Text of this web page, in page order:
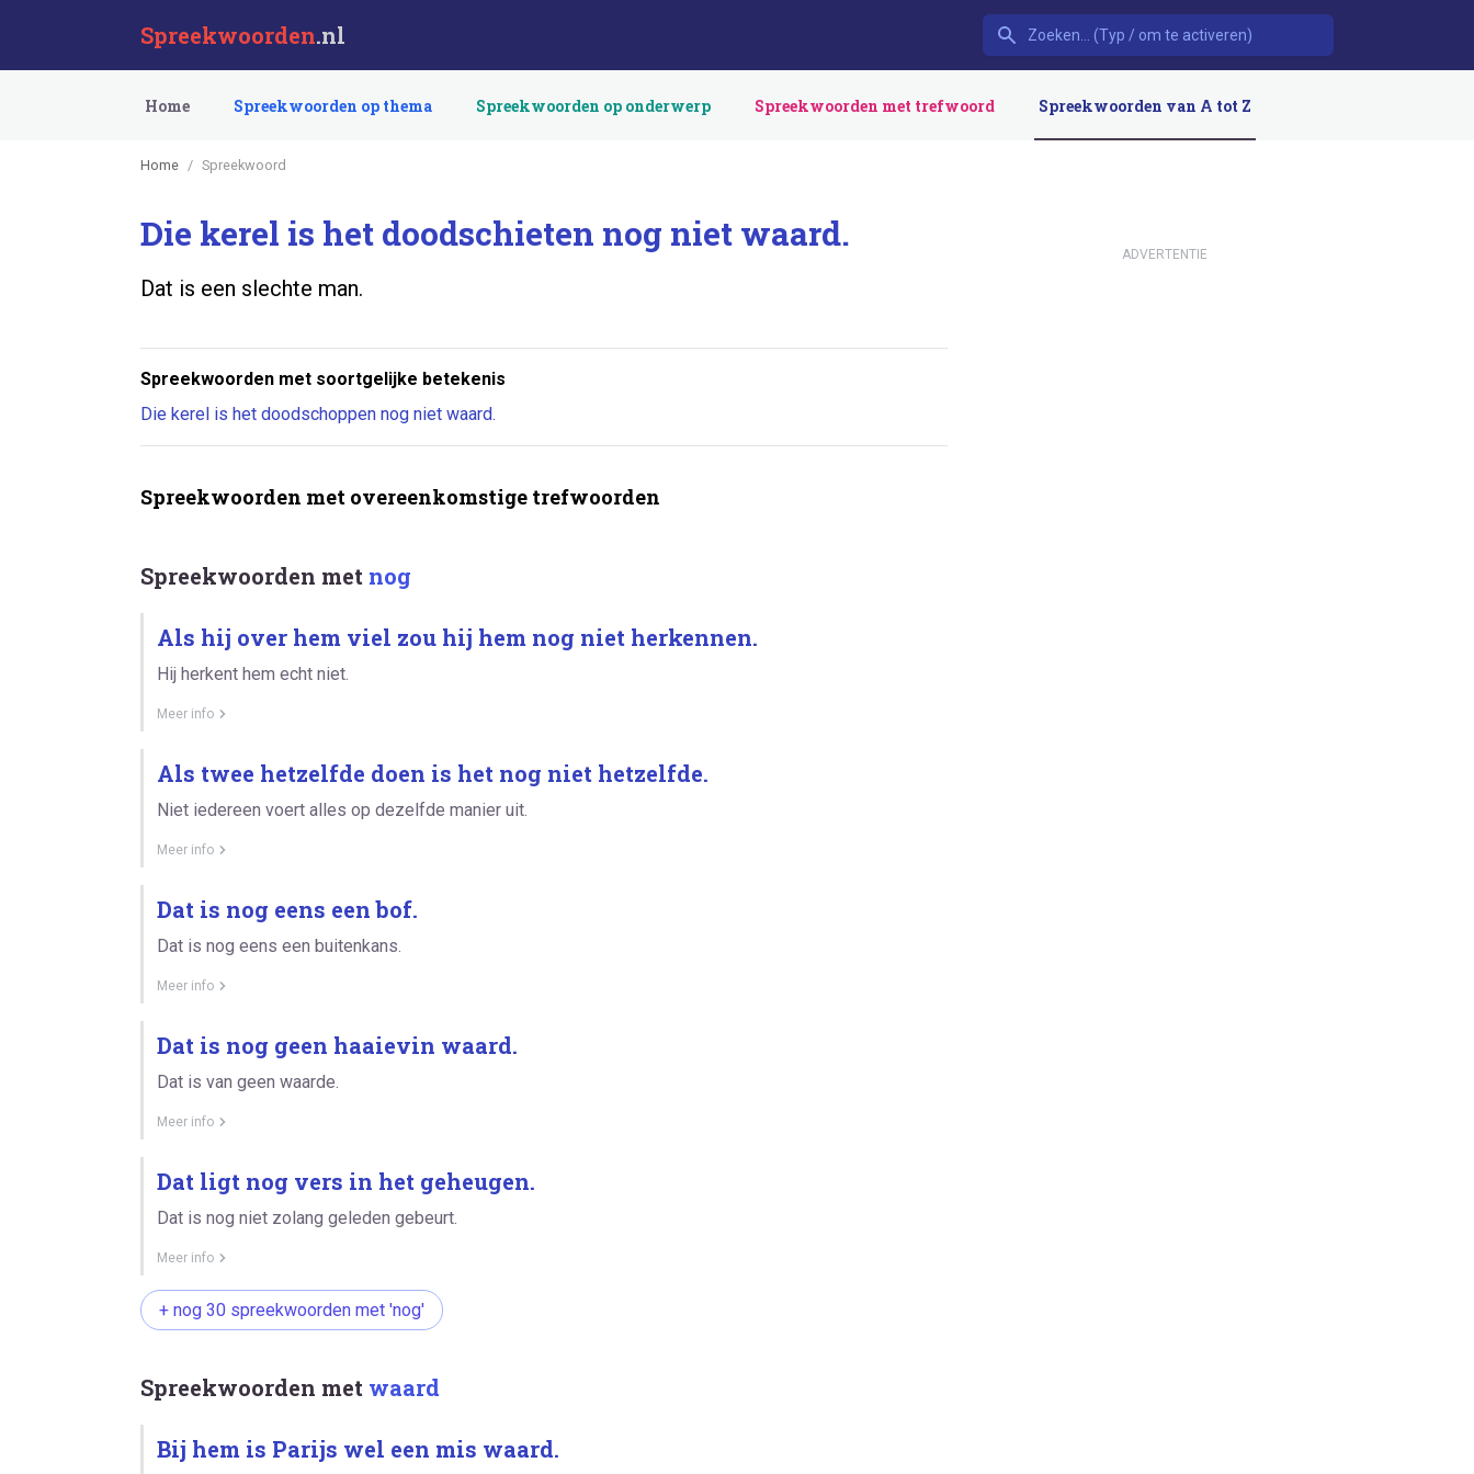
Spreekwoorden.nl
Home Spreekwoorden op thema Spreekwoorden op onderwerp Spreekwoorden met trefwoord Spreekwoorden van A tot Z
Home Spreekwoord
Die kerel is het doodschieten nog niet waard.
Dat is een slechte man.
Spreekwoorden met soortgelijke betekenis
Die kerel is het doodschoppen nog niet waard.
Spreekwoorden met overeenkomstige trefwoorden
Spreekwoorden met nog
Als hij over hem viel zou hij hem nog niet herkennen.
Hij herkent hem echt niet.
Meer info
Als twee hetzelfde doen is het nog niet hetzelfde.
Niet iedereen voert alles op dezelfde manier uit.
Meer info
Dat is nog eens een bof.
Dat is nog eens een buitenkans.
Meer info
Dat is nog geen haaievin waard.
Dat is van geen waarde.
Meer info
Dat ligt nog vers in het geheugen.
Dat is nog niet zolang geleden gebeurt.
Meer info
+ nog 30 spreekwoorden met 'nog'
Spreekwoorden met waard
Bij hem is Parijs wel een mis waard.
ADVERTENTIE